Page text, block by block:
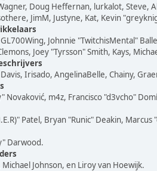
Doug Heffernan, lurkalot, Steve,
JimM, Justyne, Kat, Kevin
Johnnie "TwitchisMental"
Joey "Tyrsson" Smith, Kays,
Irisado, AngelinaBelle, Chainy,
Novaković, m4z, Francisco "d3vcho"
Patel, Bryan "Runic" Deakin,
Darwood.
Johnson, en Liroy van Hoewijk.